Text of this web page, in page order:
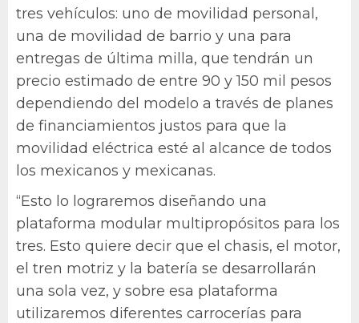
tres vehículos: uno de movilidad personal,
una de movilidad de barrio y una para
entregas de última milla, que tendrán un
precio estimado de entre 90 y 150 mil pesos
dependiendo del modelo a través de planes
de financiamientos justos para que la
movilidad eléctrica esté al alcance de todos
los mexicanos y mexicanas.
“Esto lo lograremos diseñando una
plataforma modular multipropósitos para los
tres. Esto quiere decir que el chasis, el motor,
el tren motriz y la batería se desarrollarán
una sola vez, y sobre esa plataforma
utilizaremos diferentes carrocerías para